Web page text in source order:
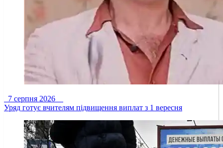
7 серпня 2026
Уряд готує вчителям підвищення виплат з 1 вересня